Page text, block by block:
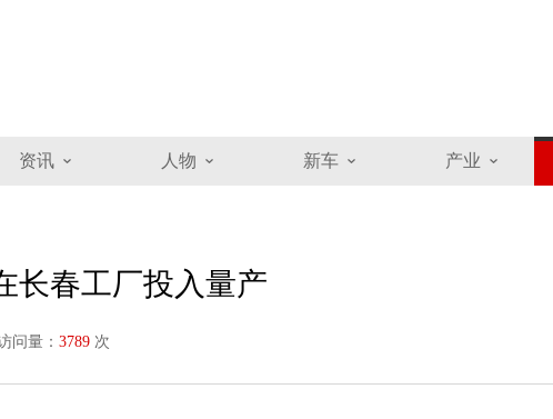
资讯 人物 新车 产业
长春工厂投入量产
问量： 3789 次